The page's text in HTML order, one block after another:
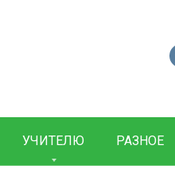
УЧИТЕЛЮ РАЗНОЕ